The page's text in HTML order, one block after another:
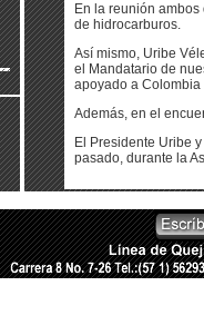
En la reunión
de hidrocarburos.
Así mismo, Uribe
el Mandatario de
apoyado a
Además, en el
El Presidente Uribe
pasado, durante la